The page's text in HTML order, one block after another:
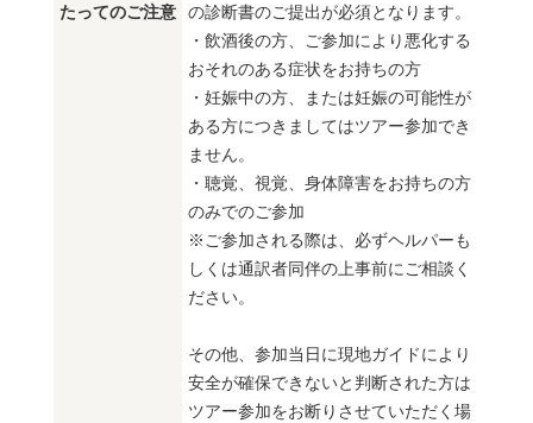
たってのご注意
の診断書のご提出が必須となります。
・飲酒後の方、ご参加により悪化する
おそれのある症状をお持ちの方
・妊娠中の方、または妊娠の可能性が
ある方につきましてはツアー参加でき
ません。
・聴覚、視覚、身体障害をお持ちの方
のみでのご参加
※ご参加される際は、必ずヘルパーも
しくは通訳者同伴の上事前にご相談く
ださい。
その他、参加当日に現地ガイドにより
安全が確保できないと判断された方は
ツアー参加をお断りさせていただく場